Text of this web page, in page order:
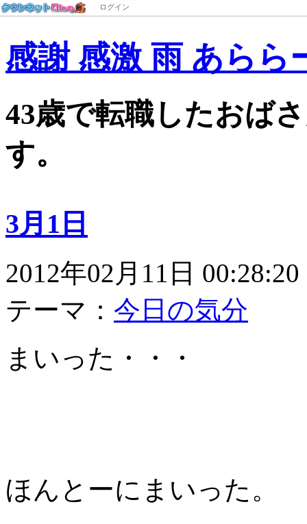
ログイン
感謝 感激 雨 あらら
43歳で転職したおば
す。
3月1日
2012年02月11日 00:28:20
テーマ： 今日の気分
まいった・・・
ほんとーにまいった。